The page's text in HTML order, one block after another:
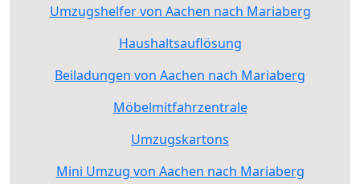
Umzugshelfer von Aachen nach Mariaberg
Haushaltsauflösung
Beiladungen von Aachen nach Mariaberg
Möbelmitfahrzentrale
Umzugskartons
Mini Umzug von Aachen nach Mariaberg